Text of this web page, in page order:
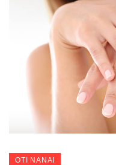
ΟΤΙ ΝΑΝΑΙ